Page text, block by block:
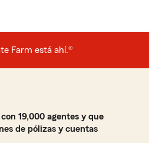
Farm está ahí.®
19,000 agentes y que
de pólizas y cuentas